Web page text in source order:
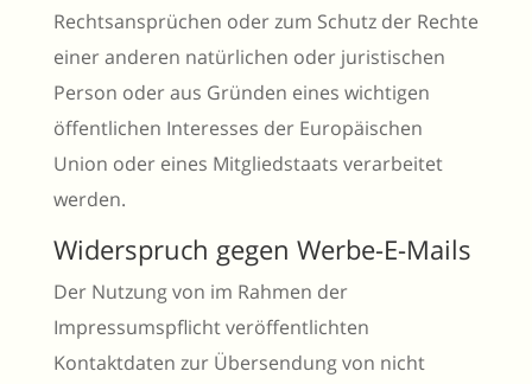
Rechtsansprüchen oder zum Schutz der Rechte
einer anderen natürlichen oder juristischen
Person oder aus Gründen eines wichtigen
öffentlichen Interesses der Europäischen
Union oder eines Mitgliedstaats verarbeitet
werden.
Widerspruch gegen Werbe-E-Mails
Der Nutzung von im Rahmen der
Impressumspflicht veröffentlichten
Kontaktdaten zur Übersendung von nicht